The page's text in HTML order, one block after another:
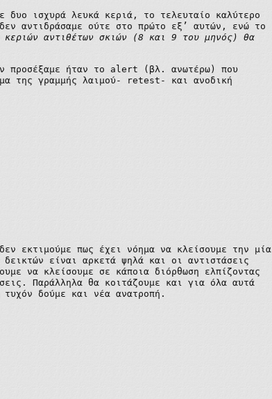
δυο ισχυρά λευκά κεριά, το τελευταίο καλύτερο
αντιδράσαμε ούτε στο πρώτο εξ’ αυτών, ενώ το
κεριών αντιθέτων σκιών (8 και 9 του μηνός) θα
προσέξαμε ήταν το alert
(βλ. ανωτέρω) που
της γραμμής λαιμού- retest- και ανοδική
εκτιμούμε πως έχει νόημα να κλείσουμε την μία
είναι αρκετά ψηλά και οι αντιστάσεις
να κλείσουμε σε κάποια διόρθωση ελπίζοντας
Παράλληλα θα κοιτάζουμε και για όλα αυτά
δούμε και νέα ανατροπή.